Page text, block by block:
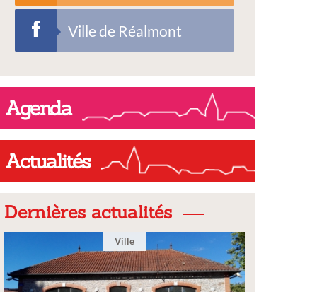
Ville de Réalmont
Agenda
Actualités
Dernières actualités
Ville